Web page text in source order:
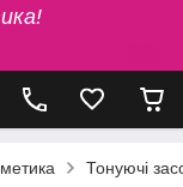
Тонуючі